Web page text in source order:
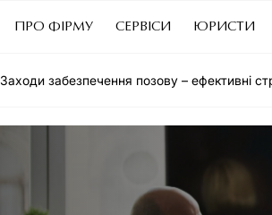
ПРО ФІРМУ СЕРВІСИ ЮРИСТИ
Заходи забезпечення позову – ефективні